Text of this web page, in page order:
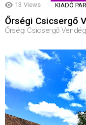
13 Views KIADÓ
Őrségi Csicsergő
Őrségi Csicsergő